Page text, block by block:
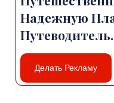
Надежную
Путеводитель.
Делать Рекламу